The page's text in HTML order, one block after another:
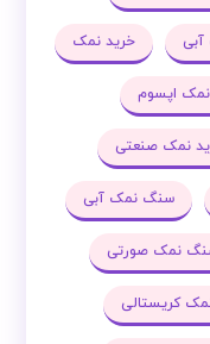
خرید نمک
اپسوم
نمک صنعتی
سنگ نمک آبی
نمک صورتی
کریستالی